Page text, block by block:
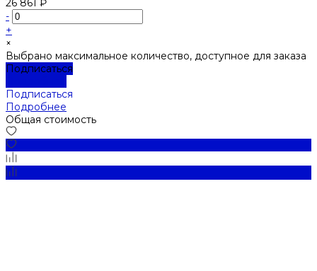
-
+
×
Выбрано максимальное количество, доступное для заказа
Подписаться
Подписаться
Подробнее
Общая стоимость